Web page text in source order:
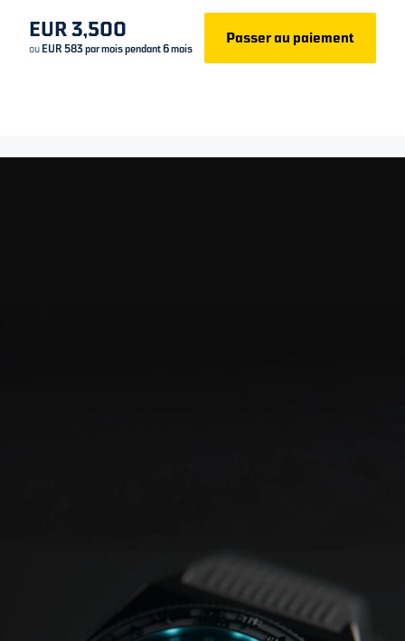
Qu'est-ce que la fabrication sur commande ?
Garantie internationale de 5 ans
EUR 3,500
ou EUR 583 par mois pendant 6 mois
Passer au paiement